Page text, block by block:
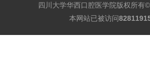
四川大学华西口腔医学院版权所有
本网站已被访问